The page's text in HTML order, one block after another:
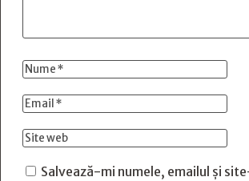
Salvează-mi numele, emailul și